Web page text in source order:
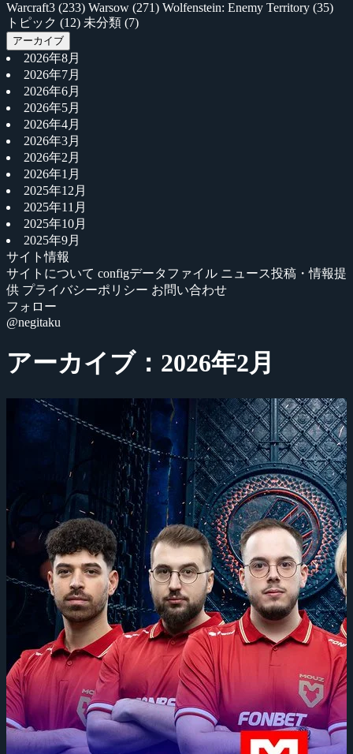
Warcraft3 (233) Warsow (271) Wolfenstein: Enemy Territory (35)
トピック (12) 未分類 (7)
アーカイブ
2026年8月
2026年7月
2026年6月
2026年5月
2026年4月
2026年3月
2026年2月
2026年1月
2025年12月
2025年11月
2025年10月
2025年9月
サイト情報
サイトについて configデータファイル ニュース投稿・情報提
供 プライバシーポリシー お問い合わせ
フォロー
@negitaku
アーカイブ：2026年2月